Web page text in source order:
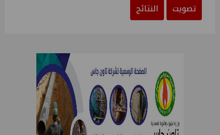
تصويت
النتائج